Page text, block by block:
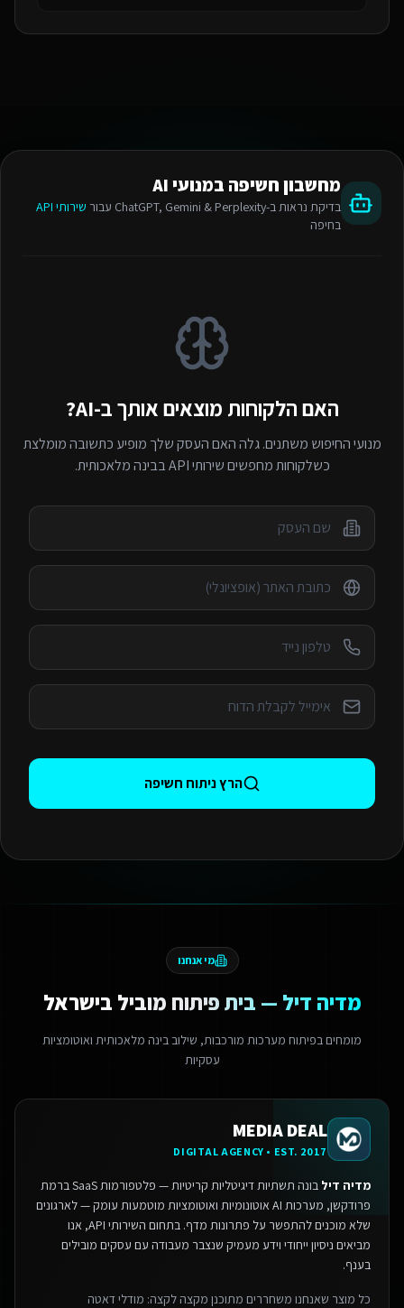
מחשבון חשיפה במנועי AI
בדיקת נראות ב-ChatGPT, Gemini & Perplexity עבור
שירותי API
בחיפה
האם הלקוחות מוצאים אותך ב-AI?
מנועי החיפוש משתנים. גלה האם העסק שלך מופיע כתשובה מומלצת
כשלקוחות מחפשיםשירותי API בבינה מלאכותית.
הרץ ניתוח חשיפה
מי אנחנו
מדיה דיל — בית פיתוח מוביל בישראל
מומחים בפיתוח מערכות מורכבות, שילוב בינה מלאכותית ואוטומציות
עסקיות
MEDIA DEAL
DIGITAL AGENCY • EST. 2017
מדיה דיל
בונה תשתיות דיגיטליות קריטיות — פלטפורמות SaaS ברמת
פרודקשן, מערכות AI אוטונומיות ואוטומציות מוטמעות עומק — לארגונים
שלא מוכנים להתפשר על פתרונות מדף.
בתחום השירותי API, אנו
מביאים ניסיון ייחודי וידע מעמיק שנצבר מעבודה עם עסקים מובילים
בענף.
כל מוצר שאנחנו משחררים מתוכנן מקצה לקצה: מודלי דאטה